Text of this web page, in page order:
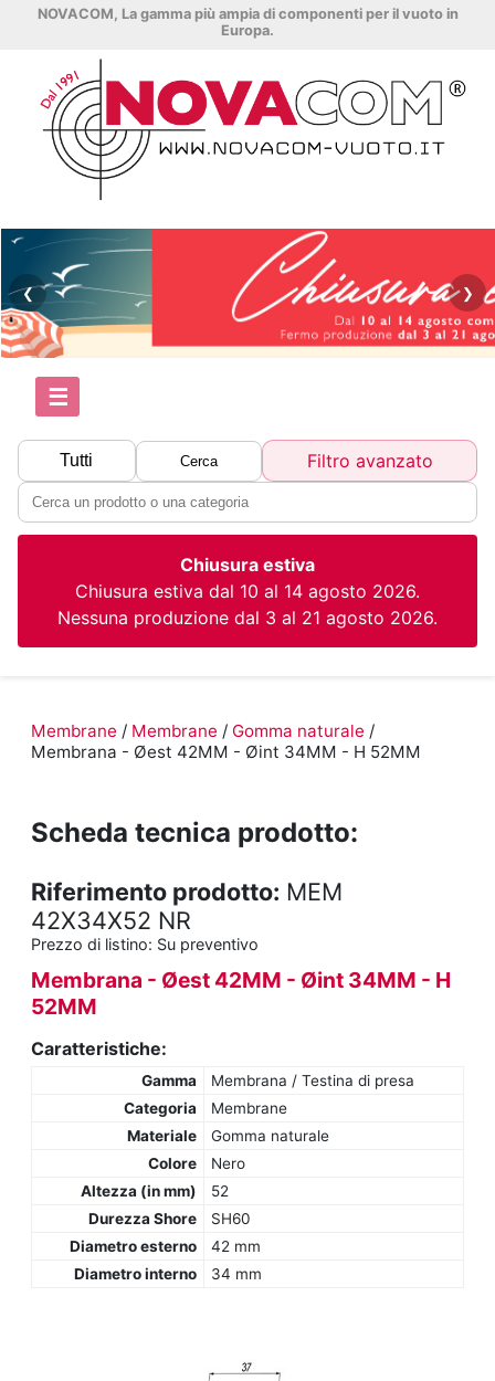
NOVACOM, La gamma più ampia di componenti per il vuoto in
Europa.
❮ ❯
☰
Tutti Cerca Filtro avanzato
Chiusura estiva
Chiusura estiva dal 10 al 14 agosto 2026.
Nessuna produzione dal 3 al 21 agosto 2026.
Membrane / Membrane / Gomma naturale /
Membrana - Øest 42MM - Øint 34MM - H 52MM
Scheda tecnica prodotto:
Riferimento prodotto: MEM
42X34X52 NR
Prezzo di listino: Su preventivo
Membrana - Øest 42MM - Øint 34MM - H
52MM
Caratteristiche:
Gamma
Membrana / Testina di presa
Categoria
Membrane
Materiale
Gomma naturale
Colore
Nero
Altezza (in mm)
52
Durezza Shore
SH60
Diametro esterno
42 mm
Diametro interno
34 mm